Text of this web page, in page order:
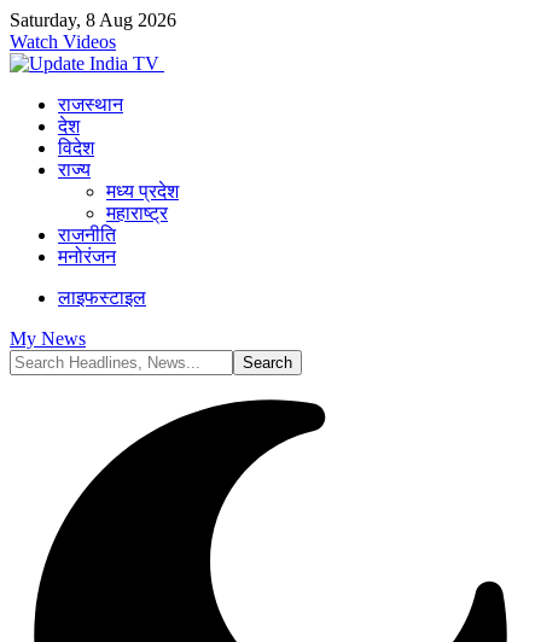
Saturday, 8 Aug 2026
Watch Videos
राजस्थान
देश
विदेश
राज्य
मध्य प्रदेश
महाराष्ट्र
राजनीति
मनोरंजन
लाइफस्टाइल
My News